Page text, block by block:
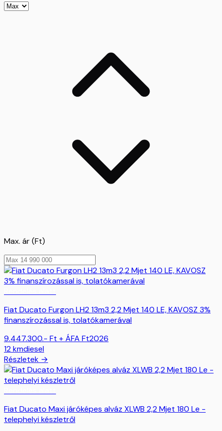
Max. ár (Ft)
Fiat Ducato Furgon LH2 13m3 2,2 Mjet 140 LE, KAVOSZ 3%
finanszírozással is, tolatókamerával
9.447.300.- Ft + ÁFA Ft2026
12kmdiesel
Részletek →
Fiat Ducato Maxi járóképes alváz XLWB 2,2 Mjet 180 Le -
telephelyi készletről